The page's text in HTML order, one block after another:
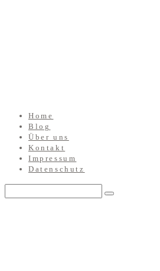
Home
Blog
Über uns
Kontakt
Impressum
Datenschutz